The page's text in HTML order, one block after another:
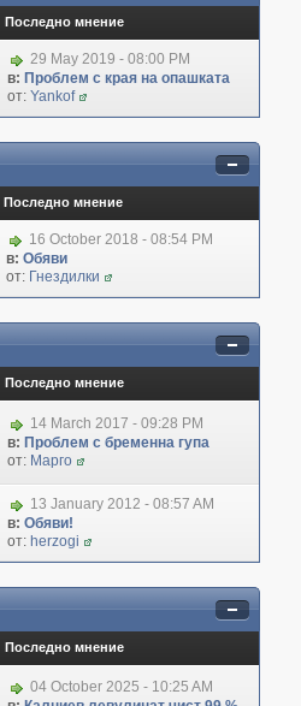
Последно мнение
29 May 2019 - 08:00 PM
в: Проблем с края на опашката
от: Yankof
Последно мнение
16 October 2018 - 08:54 PM
в: Обяви
от: Гнездилки
Последно мнение
14 March 2017 - 09:28 PM
в: Проблем с бременна гупа
от: Марго
13 January 2012 - 08:57 AM
в: Обяви!
от: herzogi
Последно мнение
04 October 2025 - 10:25 AM